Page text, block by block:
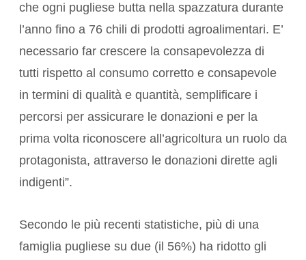
che ogni pugliese butta nella spazzatura durante
l’anno fino a 76 chili di prodotti agroalimentari. E’
necessario far crescere la consapevolezza di
tutti rispetto al consumo corretto e consapevole
in termini di qualità e quantità, semplificare i
percorsi per assicurare le donazioni e per la
prima volta riconoscere all’agricoltura un ruolo da
protagonista, attraverso le donazioni dirette agli
indigenti”.
Secondo le più recenti statistiche, più di una
famiglia pugliese su due (il 56%) ha ridotto gli